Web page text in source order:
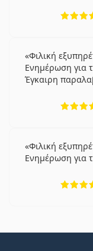
Φιλική
Ενημέρωση για
Έγκαιρη
Φιλική
Ενημέρωση για